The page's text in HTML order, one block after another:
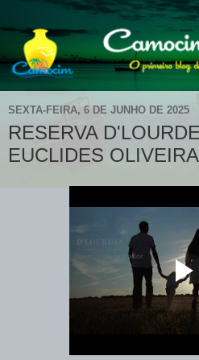
SEXTA-FEIRA, 6 DE JUNHO DE 2025
RESERVA
EUCLIDES OLIVEIRA